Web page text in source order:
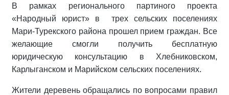
В рамках регионального партиного проекта
«Народный юрист» в трех сельских поселениях
Мари-Турекского района прошел прием граждан. Все
желающие смогли получить бесплатную
юридическую консультацию в Хлебниковском,
Карлыганском и Марийском сельских поселениях.
Жители деревень обращались по вопросами правил